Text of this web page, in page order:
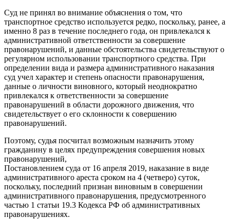
Суд не принял во внимание объяснения о том, что
транспортное средство используется редко, поскольку, ранее, а
именно 8 раз в течение последнего года, он привлекался к
административной ответственности за совершение
правонарушений, и данные обстоятельства свидетельствуют о
регулярном использовании транспортного средства. При
определении вида и размера административного наказания
суд учел характер и степень опасности правонарушения,
данные о личности виновного, который неоднократно
привлекался к ответственности за совершение
правонарушений в области дорожного движения, что
свидетельствует о его склонности к совершению
правонарушений.
Поэтому, судья посчитал возможным назначить этому
гражданину в целях предупреждения совершения новых
правонарушений,
Постановлением суда от 16 апреля 2019, наказание в виде
административного ареста сроком на 4 (четверо) суток,
поскольку, последний признан виновным в совершении
административного правонарушения, предусмотренного
частью 1 статьи 19.3 Кодекса РФ об административных
правонарушениях.